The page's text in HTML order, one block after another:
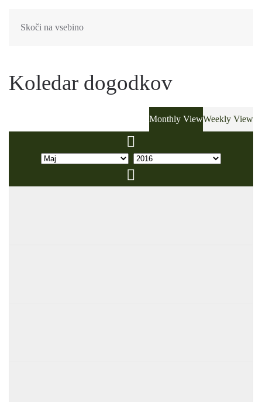
Skoči na vsebino
Koledar dogodkov
Monthly ViewWeekly View